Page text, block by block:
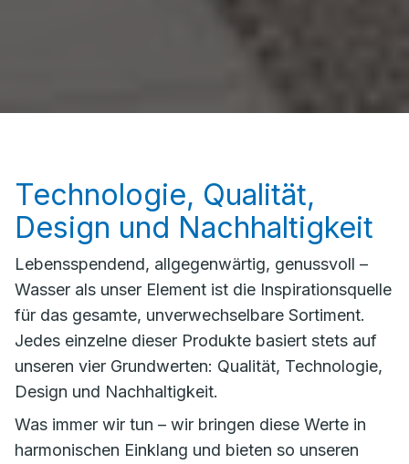
Technologie, Qualität,
Design und Nachhaltigkeit
Lebensspendend, allgegenwärtig, genussvoll –
Wasser als unser Element ist die Inspirationsquelle
für das gesamte, unverwechselbare Sortiment.
Jedes einzelne dieser Produkte basiert stets auf
unseren vier Grundwerten: Qualität, Technologie,
Design und Nachhaltigkeit.
Was immer wir tun – wir bringen diese Werte in
harmonischen Einklang und bieten so unseren